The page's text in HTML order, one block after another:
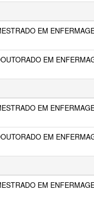
EM
EM
EM
EM
EM